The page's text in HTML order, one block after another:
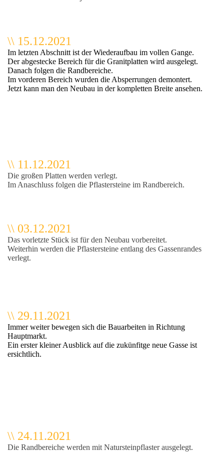
\\ 15.12.2021
Im letzten Abschnitt ist der Wiederaufbau im vollen Gange.
Der abgestecke Bereich für die Granitplatten wird ausgelegt.
Danach folgen die Randbereiche.
Im vorderen Bereich wurden die Absperrungen demontert.
Jetzt kann man den Neubau in der kompletten Breite ansehen.
\\ 11.12.2021
Die großen Platten werden verlegt.
Im Anaschluss folgen die Pflastersteine im Randbereich.
\\ 03.12.2021
Das vorletzte Stück ist für den Neubau vorbereitet.
Weiterhin werden die Pflastersteine entlang des Gassenrandes
verlegt.
\\ 29.11.2021
Immer weiter bewegen sich die Bauarbeiten in Richtung
Hauptmarkt.
Ein erster kleiner Ausblick auf die zukünfitge neue Gasse ist
ersichtlich.
\\ 24.11.2021
Die Randbereiche werden mit Natursteinpflaster ausgelegt.